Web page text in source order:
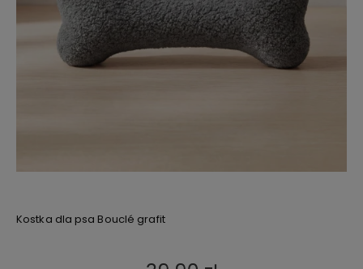
Kostka dla psa Bouclé grafit